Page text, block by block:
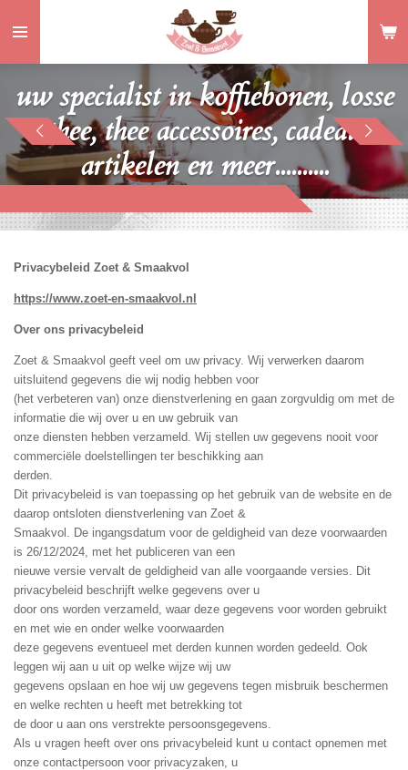
direct
hoofdinhoud
uw specialist in koffiebonen, losse
thee, thee accessoires, cadeau
artikelen en meer..........
Privacybeleid Zoet & Smaakvol
https://www.zoet-en-smaakvol.nl
Over ons privacybeleid
Zoet & Smaakvol geeft veel om uw privacy. Wij verwerken daarom
uitsluitend gegevens die wij nodig hebben voor
(het verbeteren van) onze dienstverlening en gaan zorgvuldig om met de
informatie die wij over u en uw gebruik van
onze diensten hebben verzameld. Wij stellen uw gegevens nooit voor
commerciële doelstellingen ter beschikking aan
derden.
Dit privacybeleid is van toepassing op het gebruik van de website en de
daarop ontsloten dienstverlening van Zoet &
Smaakvol. De ingangsdatum voor de geldigheid van deze voorwaarden
is 26/12/2024, met het publiceren van een
nieuwe versie vervalt de geldigheid van alle voorgaande versies. Dit
privacybeleid beschrijft welke gegevens over u
door ons worden verzameld, waar deze gegevens voor worden gebruikt
en met wie en onder welke voorwaarden
deze gegevens eventueel met derden kunnen worden gedeeld. Ook
leggen wij aan u uit op welke wijze wij uw
gegevens opslaan en hoe wij uw gegevens tegen misbruik beschermen
en welke rechten u heeft met betrekking tot
de door u aan ons verstrekte persoonsgegevens.
Als u vragen heeft over ons privacybeleid kunt u contact opnemen met
onze contactpersoon voor privacyzaken, u